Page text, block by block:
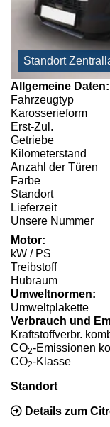
Standort
Allgemeine Daten:
Fahrzeugtyp
Karosserieform
Erst-Zul.
Getriebe
Kilometerstand
Anzahl der Türen
Farbe
Standort
Lieferzeit
Unsere Nummer
Motor:
kW / PS
Treibstoff
Hubraum
Umweltnormen:
Umweltplakette
Verbrauch und
Kraftstoffverbr.
CO2-Emissionen
CO2-Klasse
Standort
Details zum